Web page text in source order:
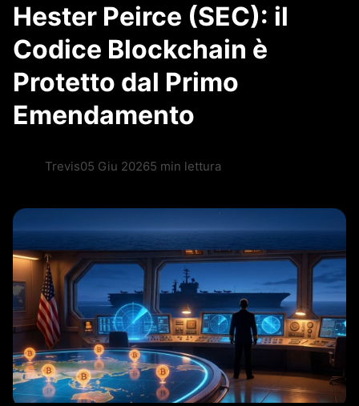
Hester Peirce (SEC): il
Codice Blockchain è
Protetto dal Primo
Emendamento
Trevis05 Giu 20265 min lettura